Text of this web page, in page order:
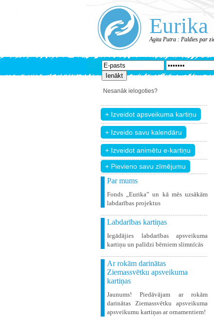
Eurika
Agita Putra : Paldies par
Nesanāk ielogoties?
+ Pievieno savu zīmējumu
Par mums
Fonds „Eurika” un kā mēs uzsākām
labdarības projektus
Labdarības kartiņas
Iegādājies labdarības apsveikuma
kartiņu un palīdzi bērniem slimnīcās
Ar rokām darinātas
Ziemassvētku apsveikuma
kartiņas
Jaunums! Piedāvājam ar rokām
darinātas Ziemassvētku apsveikuma
apsveikumu kartiņas ar ornamentiem!